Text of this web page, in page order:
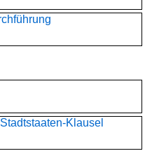
Klausel